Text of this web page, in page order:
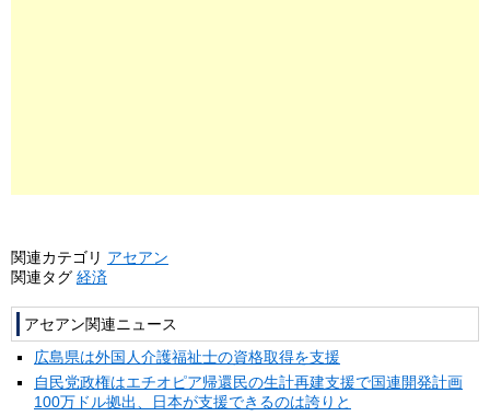
関連カテゴリ アセアン
関連タグ 経済
アセアン関連ニュース
広島県は外国人介護福祉士の資格取得を支援
自民党政権はエチオピア帰還民の生計再建支援で国連開発計画
100万ドル拠出、日本が支援できるのは誇りと